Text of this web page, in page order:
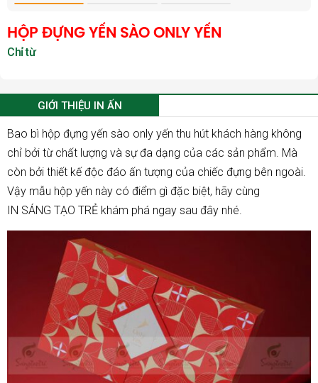
HỘP ĐỰNG YẾN SÀO ONLY YẾN
GIỚI THIỆU IN ẤN
Bao bì hộp đựng yến sào only yến thu hút khách hàng không
chỉ bởi từ chất lượng và sự đa dạng của các sản phẩm. Mà
còn bởi thiết kế độc đáo ấn tượng của chiếc đựng bên ngoài.
Vậy mẫu hộp yến này có điểm gì đặc biệt, hãy cùng
IN SÁNG TẠO TRẺ khám phá ngay sau đây nhé.